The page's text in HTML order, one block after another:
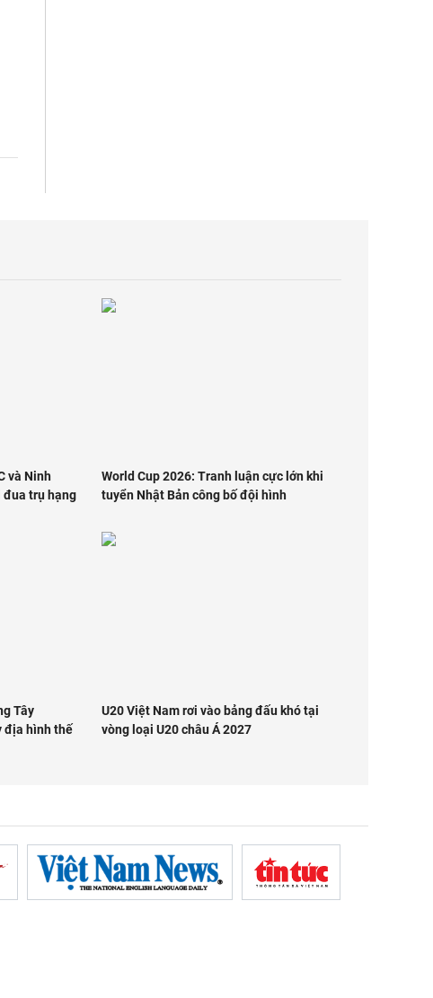
và Ninh
đua trụ hạng
World Cup 2026: Tranh luận cực lớn khi
tuyển Nhật Bản công bố đội hình
Tây
địa hình thế
U20 Việt Nam rơi vào bảng đấu khó tại
vòng loại U20 châu Á 2027